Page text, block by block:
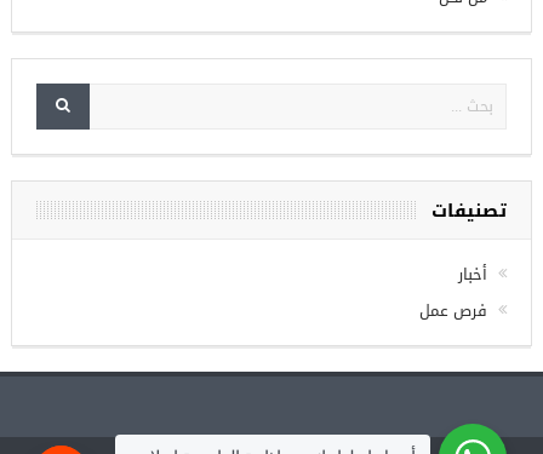
خدمات التسويق
من نحن
تصنيفات
أخبار